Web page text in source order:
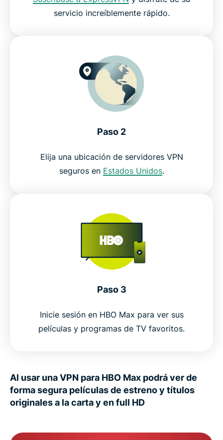
Opiniones sobre ExpressVPN
Servidores en todo el mundo
Vea HBO Max con una VPN sin compromiso
servicio increíblemente rápido.
Paso 2
Elija una ubicación de servidores VPN
seguros en Estados Unidos.
Paso 3
Inicie sesión en HBO Max para ver sus
películas y programas de TV favoritos.
Al usar una VPN para HBO Max podrá ver de
forma segura películas de estreno y títulos
originales a la carta y en full HD